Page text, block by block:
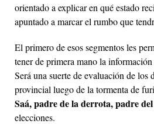
orientado a explicar en qué estado
apuntado a marcar el rumbo que
El primero de esos segmentos les
tener de primera mano la
Será una suerte de evaluación de los
provincial luego de la tormenta de
Saá, padre de la derrota, padre
elecciones.